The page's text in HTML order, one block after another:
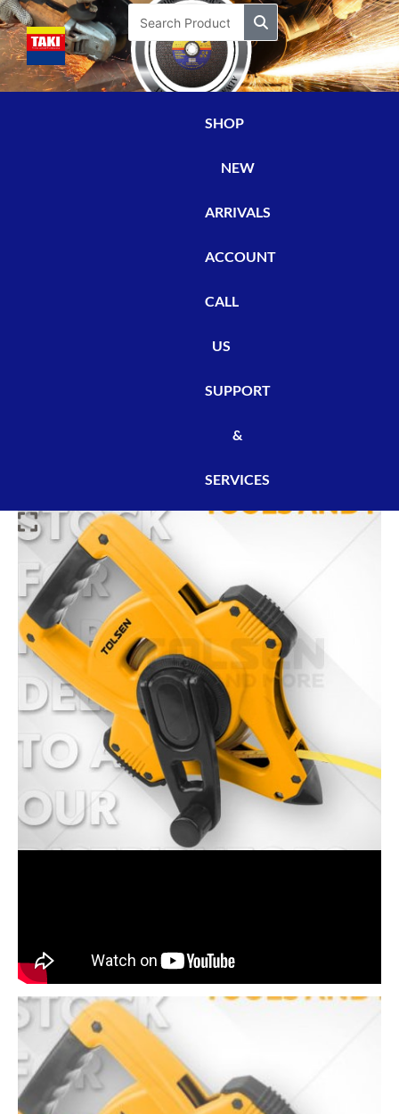
Skip
to
content
SHOP
NEW
ARRIVALS
ACCOUNT
CALL
US
SUPPORT
&
SERVICES
DÉCAMÈTRE
EN
TOLSEN
30m*12,5mm-
100Pieds*1/2
-
REF:35013
/
DEC0001
quantity